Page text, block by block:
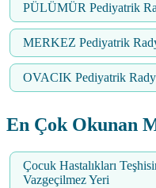
PÜLÜMÜR Pediyatrik
MERKEZ Pediyatrik
OVACIK Pediyatrik
En Çok Okunan
Çocuk Hastalıkları
Vazgeçilmez Yeri